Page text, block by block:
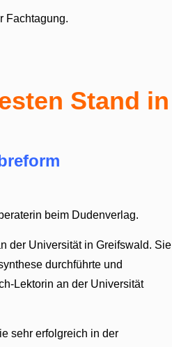
Fachtagung.
Stand in
beim Dudenverlag.
der Universität in Greifswald. Sie
durchführte und
Lektorin an der Universität
sehr erfolgreich in der